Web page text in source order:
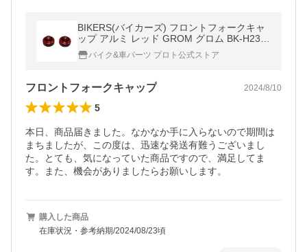
BIKERS(バイカーズ) フロントフォークキャ
ップ アルミ レッド GROM グロム BK-H239-
REDバイク&車パーツ プロト公式ストア
フロントフォークキャップ 2024/8/10
5
本日、商品届きました。なかなか手に入らないので期間は
まちましたが、この度は、迅速な発送有難うございまし
た。とても、気になっていた商品ですので、満足してま
す。また、機会がありましたらお願いします。
購入した商品
在庫状況・参考納期/2024/08/23頃